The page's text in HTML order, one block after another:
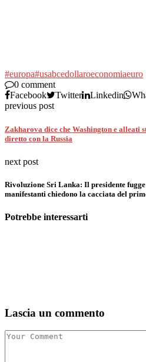
#europa#usabcedollaroeconomiaeuro
0 comment
Facebook
Twitter Linkedin
previous post
Zakharova dice che Washington e alleati
diretto con la Russia
next post
Rivoluzione Sri Lanka: Il presidente
manifestanti chiedono la cacciata del
Potrebbe interessarti
Lascia un commento